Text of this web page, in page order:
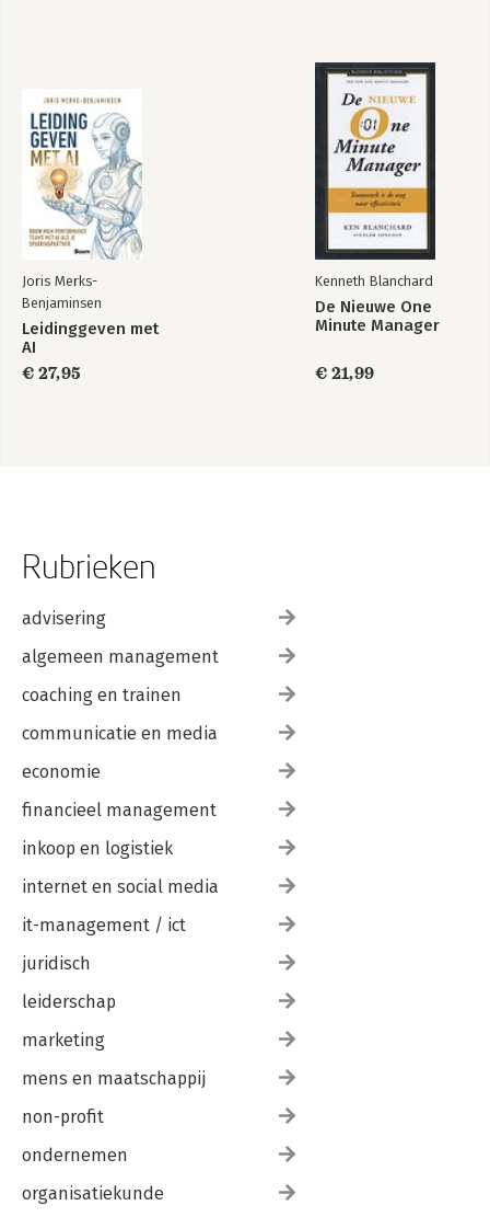
Joris Merks-
Benjaminsen
Leidinggeven met
AI
€ 27,95
Kenneth Blanchard
De Nieuwe One
Minute Manager
€ 21,99
Rubrieken
advisering
algemeen management
coaching en trainen
communicatie en media
economie
financieel management
inkoop en logistiek
internet en social media
it-management / ict
juridisch
leiderschap
marketing
mens en maatschappij
non-profit
ondernemen
organisatiekunde